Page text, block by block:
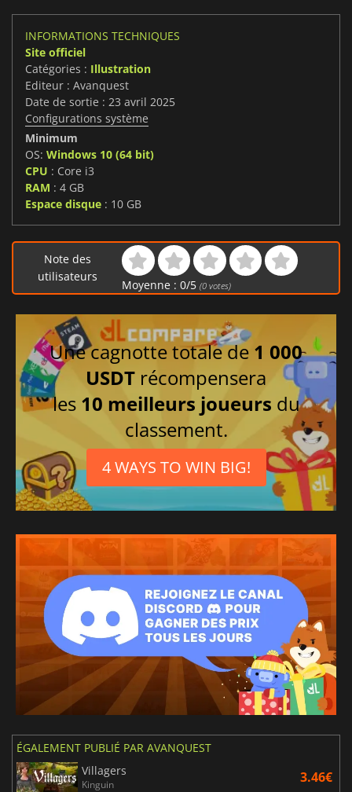
INFORMATIONS TECHNIQUES
Site officiel
Catégories : Illustration
Editeur : Avanquest
Date de sortie : 23 avril 2025
Configurations système
Minimum
OS: Windows 10 (64 bit)
CPU : Core i3
RAM : 4 GB
Espace disque : 10 GB
Note des
utilisateurs
Moyenne : 0/5 (0votes)
Une cagnotte totale de 1 000
USDT récompensera
les 10 meilleurs joueurs du
classement.
4 WAYS TO WIN BIG!
ÉGALEMENT PUBLIÉ PAR AVANQUEST
Villagers
Kinguin 3.46€